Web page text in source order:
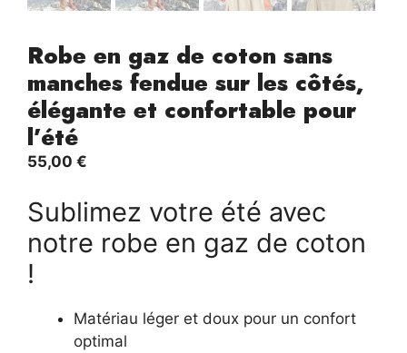
Robe en gaz de coton sans
manches fendue sur les côtés,
élégante et confortable pour
l’été
55,00 €
Sublimez votre été avec
notre robe en gaz de coton
!
Matériau léger et doux pour un confort
optimal